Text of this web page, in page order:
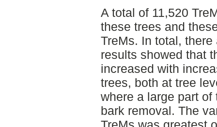
A total of 11,520
these trees and
TreMs. In total,
results showed that
increased with
trees, both at tree
where a large part
bark removal. The